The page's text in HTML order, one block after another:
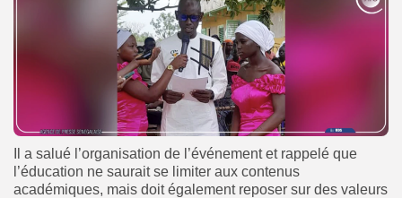
Il a salué l’organisation de l’événement et rappelé que
l’éducation ne saurait se limiter aux contenus
académiques, mais doit également reposer sur des valeurs